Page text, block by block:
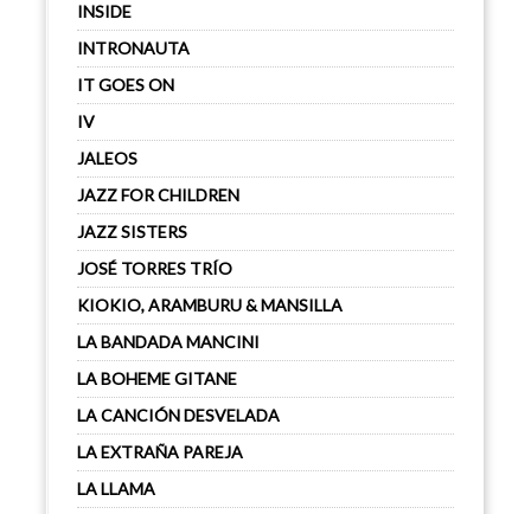
INSIDE
INTRONAUTA
IT GOES ON
IV
JALEOS
JAZZ FOR CHILDREN
JAZZ SISTERS
JOSÉ TORRES TRÍO
KIOKIO, ARAMBURU & MANSILLA
LA BANDADA MANCINI
LA BOHEME GITANE
LA CANCIÓN DESVELADA
LA EXTRAÑA PAREJA
LA LLAMA